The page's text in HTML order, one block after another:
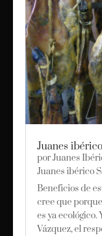
Juanes
porJuanes
Juanes ibérico
Beneficios de
cree que
es ya ecológico.
Vázquez, el